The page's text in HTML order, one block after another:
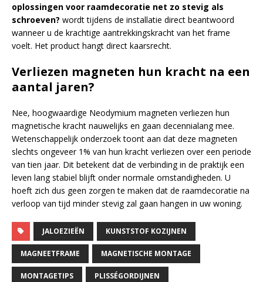
oplossingen voor raamdecoratie net zo stevig als
schroeven? wordt tijdens de installatie direct beantwoord
wanneer u de krachtige aantrekkingskracht van het frame
voelt. Het product hangt direct kaarsrecht.
Verliezen magneten hun kracht na een
aantal jaren?
Nee, hoogwaardige Neodymium magneten verliezen hun
magnetische kracht nauwelijks en gaan decennialang mee.
Wetenschappelijk onderzoek toont aan dat deze magneten
slechts ongeveer 1% van hun kracht verliezen over een periode
van tien jaar. Dit betekent dat de verbinding in de praktijk een
leven lang stabiel blijft onder normale omstandigheden. U
hoeft zich dus geen zorgen te maken dat de raamdecoratie na
verloop van tijd minder stevig zal gaan hangen in uw woning.
JALOEZIEËN KUNSTSTOF KOZIJNEN
MAGNEETFRAME MAGNETISCHE MONTAGE
MONTAGETIPS PLISSÉGORDIJNEN